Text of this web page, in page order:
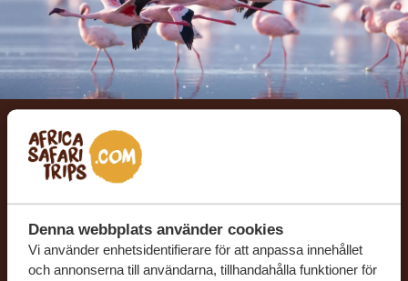
Denna webbplats använder cookies
Vi använder enhetsidentifierare för att anpassa innehållet
och annonserna till användarna, tillhandahålla funktioner för
Låt oss skräddarsy din
FÅ ETT KOSTNADSFRITT RESEFÖRSLAG